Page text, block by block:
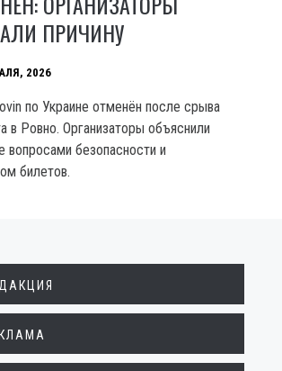
ПРИЧИНУ
2026
по Украине отменён после срыва
в Ровно. Организаторы объяснили
вопросами безопасности и
билетов.